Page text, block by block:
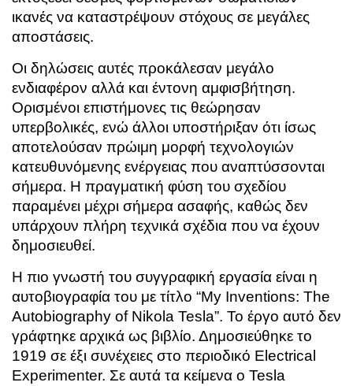
ικανές να καταστρέψουν στόχους σε μεγάλες
αποστάσεις.
Οι δηλώσεις αυτές προκάλεσαν μεγάλο
ενδιαφέρον αλλά και έντονη αμφισβήτηση.
Ορισμένοι επιστήμονες τις θεώρησαν
υπερβολικές, ενώ άλλοι υποστήριξαν ότι ίσως
αποτελούσαν πρώιμη μορφή τεχνολογιών
κατευθυνόμενης ενέργειας που αναπτύσσονται
σήμερα. Η πραγματική φύση του σχεδίου
παραμένει μέχρι σήμερα ασαφής, καθώς δεν
υπάρχουν πλήρη τεχνικά σχέδια που να έχουν
δημοσιευθεί.
Η πιο γνωστή του συγγραφική εργασία είναι η
αυτοβιογραφία του με τίτλο “My Inventions: The
Autobiography of Nikola Tesla”. Το έργο αυτό δεν
γράφτηκε αρχικά ως βιβλίο. Δημοσιεύθηκε το
1919 σε έξι συνέχειες στο περιοδικό Electrical
Experimenter. Σε αυτά τα κείμενα ο Tesla